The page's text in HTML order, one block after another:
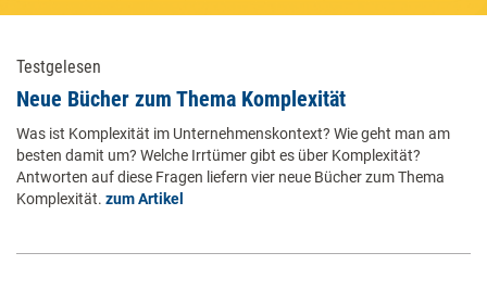
Testgelesen
Neue Bücher zum Thema Komplexität
Was ist Komplexität im Unternehmenskontext? Wie geht man am
besten damit um? Welche Irrtümer gibt es über Komplexität?
Antworten auf diese Fragen liefern vier neue Bücher zum Thema
Komplexität. zum Artikel